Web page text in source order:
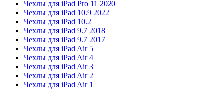
Чехлы для iPad Pro 11 2020
Чехлы для iPad 10.9 2022
Чехлы для iPad 10.2
Чехлы для iPad 9.7 2018
Чехлы для iPad 9.7 2017
Чехлы для iPad Air 5
Чехлы для iPad Air 4
Чехлы для iPad Air 3
Чехлы для iPad Air 2
Чехлы для iPad Air 1